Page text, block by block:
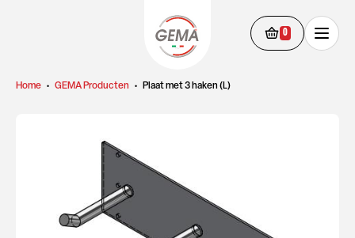
0
Home • GEMA Producten • Plaat met 3 haken (L)